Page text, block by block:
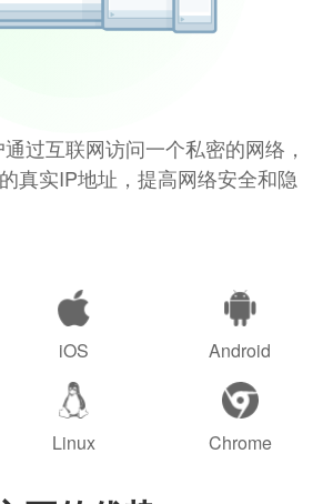
过互联网访问一个私密的网络，
真实IP地址，提高网络安全和隐
iOS Android
Linux Chrome